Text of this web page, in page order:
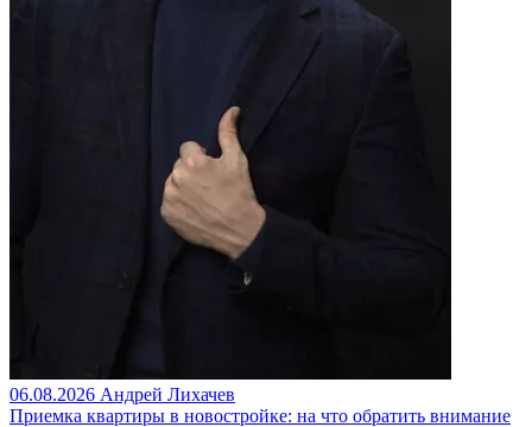
06.08.2026 Андрей Лихачев
Приемка квартиры в новостройке: на что обратить внимание